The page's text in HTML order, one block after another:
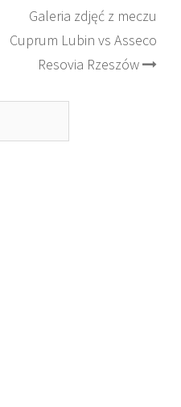
Galeria zdjęć z meczu
Cuprum Lubin vs Asseco
Resovia Rzeszów